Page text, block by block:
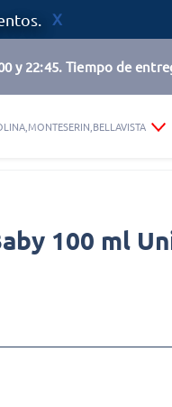
y 22:45. Tiempo de
100 ml